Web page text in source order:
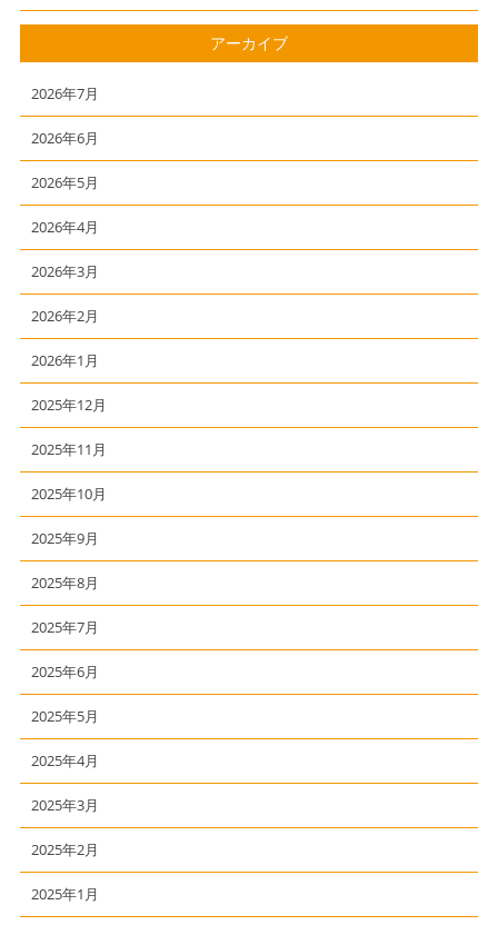
アーカイブ
2026年7月
2026年6月
2026年5月
2026年4月
2026年3月
2026年2月
2026年1月
2025年12月
2025年11月
2025年10月
2025年9月
2025年8月
2025年7月
2025年6月
2025年5月
2025年4月
2025年3月
2025年2月
2025年1月